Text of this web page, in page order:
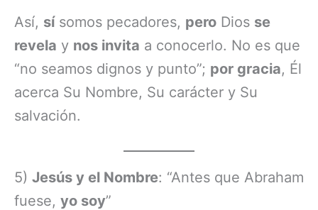
Así, sísomos pecadores, pero Dios se
revela y nos invita a conocerlo. No es que
“no seamos dignos y punto”; por gracia, Él
acerca Su Nombre, Su carácter y Su
salvación.
5) Jesús y el Nombre: “Antes que Abraham
fuese, yo soy”